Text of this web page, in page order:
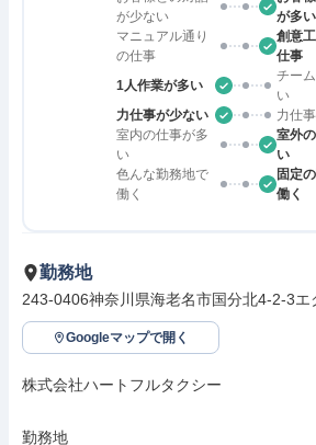
が少ない
が多い
マニュアル通り
の仕事
創意
仕事
1人作業が多い
チー
い
力仕事が少ない
力仕
室内の仕事が多
い
室外
い
色んな勤務地で
働く
固定
働く
勤務地
243-0406神奈川県海老名市国分北4-2-3エ
Googleマップで開く
株式会社ハートフルタクシー
勤務地